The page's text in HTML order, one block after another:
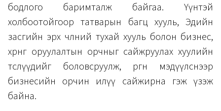
бодлого баримталж байгаа. Үүнтэй
холбоотойгоор татварын багц хууль, Эдийн
засгийн эрх чөлөөний тухай хууль болон бизнес,
хөрөнгө оруулалтын орчныг сайжруулах хуулийн
төслүүдийг боловсруулж, өргөн мэдүүлснээр
бизнесийн орчин илүү сайжирна гэж үзэж
байна.